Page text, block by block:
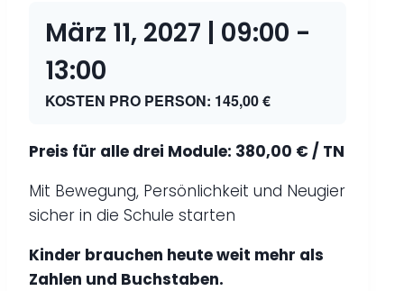
März 11, 2027 | 09:00 -
13:00
KOSTEN PRO PERSON: 145,00 €
Preis für alle drei Module: 380,00 € / TN
Mit Bewegung, Persönlichkeit und Neugier
sicher in die Schule starten
Kinder brauchen heute weit mehr als
Zahlen und Buchstaben.